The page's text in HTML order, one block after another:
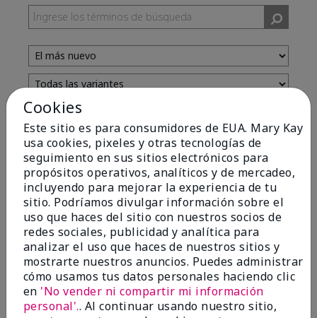
Evaluado por 13 clientes
5
Yeh! I really works
EnviadoHace 4 meses
porChar
deDetroit, Mi
Evaluado en
marykay.com/en-us/
I ski all winter and since adding this to my progam
Cookies
Este sitio es para consumidores de EUA. Mary Kay
usa cookies, pixeles y otras tecnologías de
seguimiento en sus sitios electrónicos para
propósitos operativos, analíticos y de mercadeo,
incluyendo para mejorar la experiencia de tu
sitio. Podríamos divulgar información sobre el
uso que haces del sitio con nuestros socios de
redes sociales, publicidad y analítica para
analizar el uso que haces de nuestros sitios y
mostrarte nuestros anuncios. Puedes administrar
cómo usamos tus datos personales haciendo clic
en 'No vender ni compartir mi información
personal'.. Al continuar usando nuestro sitio,